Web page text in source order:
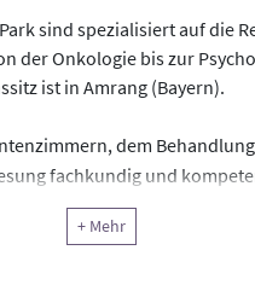
sind spezialisiert auf die
Onkologie bis zur
ist in Amrang (Bayern).
dem
fachkundig und
+ Mehr